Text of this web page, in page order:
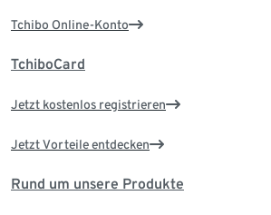
Tchibo Online-Konto
TchiboCard
Jetzt kostenlos registrieren
Jetzt Vorteile entdecken
Rund um unsere Produkte